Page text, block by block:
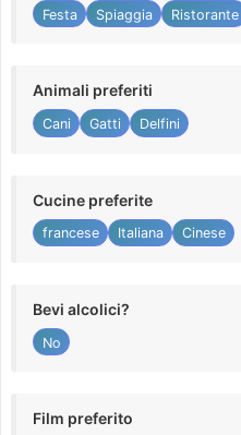
Festa Spiaggia Ristorante
Animali preferiti
Cani Gatti Delfini
Cucine preferite
francese Italiana Cinese
Bevi alcolici?
No
Film preferito